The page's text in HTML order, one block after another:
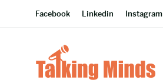
Facebook Linkedin Instagram